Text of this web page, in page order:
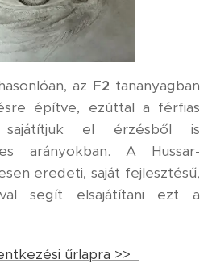
az F2 tananyagban
építve, ezúttal a férfias
sajátítjuk el érzésből is
arányokban. A Hussar-
eredeti, saját fejlesztésű,
segít elsajátítani ezt a
űrlapra >>